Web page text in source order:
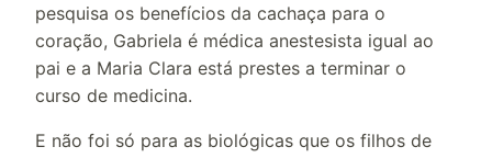
pesquisa os benefícios da cachaça para o
coração, Gabriela é médica anestesista igual ao
pai e a Maria Clara está prestes a terminar o
curso de medicina.
E não foi só para as biológicas que os filhos de